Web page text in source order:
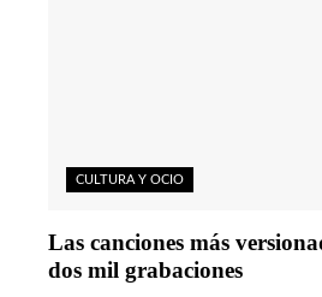
CULTURA Y OCIO
Las canciones más
dos mil grabaciones